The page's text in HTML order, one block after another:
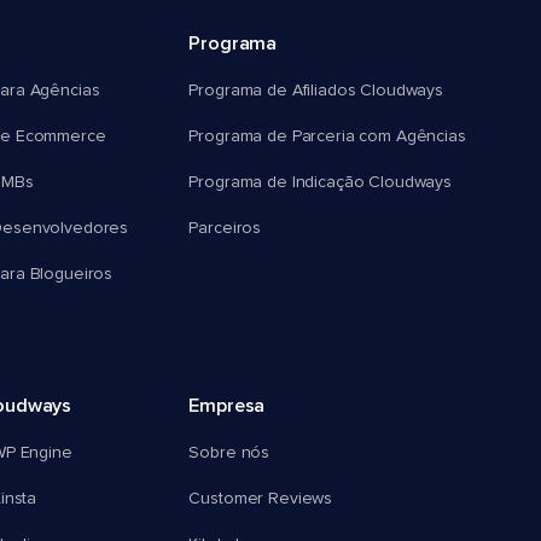
Agências
Ecommerce
Blogueiros
Programa
Programa de Afiliados Cloudways
Programa de Parceria com Agências
Programa de Indicação Cloudways
Parceiros
Engine
Empresa
Sobre nós
Customer Reviews